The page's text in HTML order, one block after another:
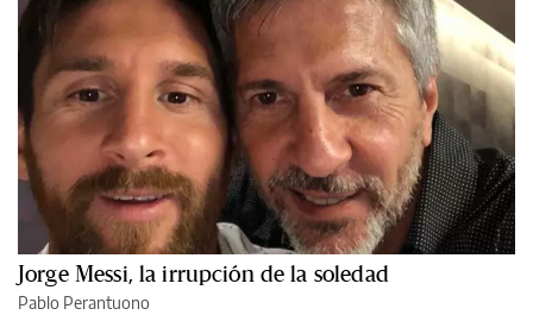
Jorge Messi, la irrupción de la soledad
Pablo Perantuono